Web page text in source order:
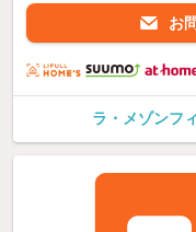
お
ラ・メゾンフ